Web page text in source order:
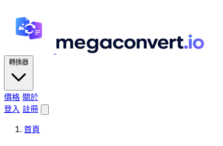
轉換器
價格 關於
登入 註冊
首頁